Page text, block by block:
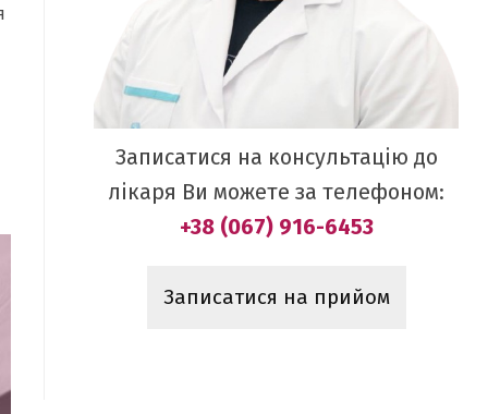
Записатися на консультацію до
лікаря Ви можете за телефоном:
+38 (067) 916-6453
Записатися на прийом